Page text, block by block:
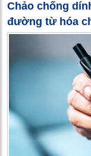
Chảo chống
đường từ hóa